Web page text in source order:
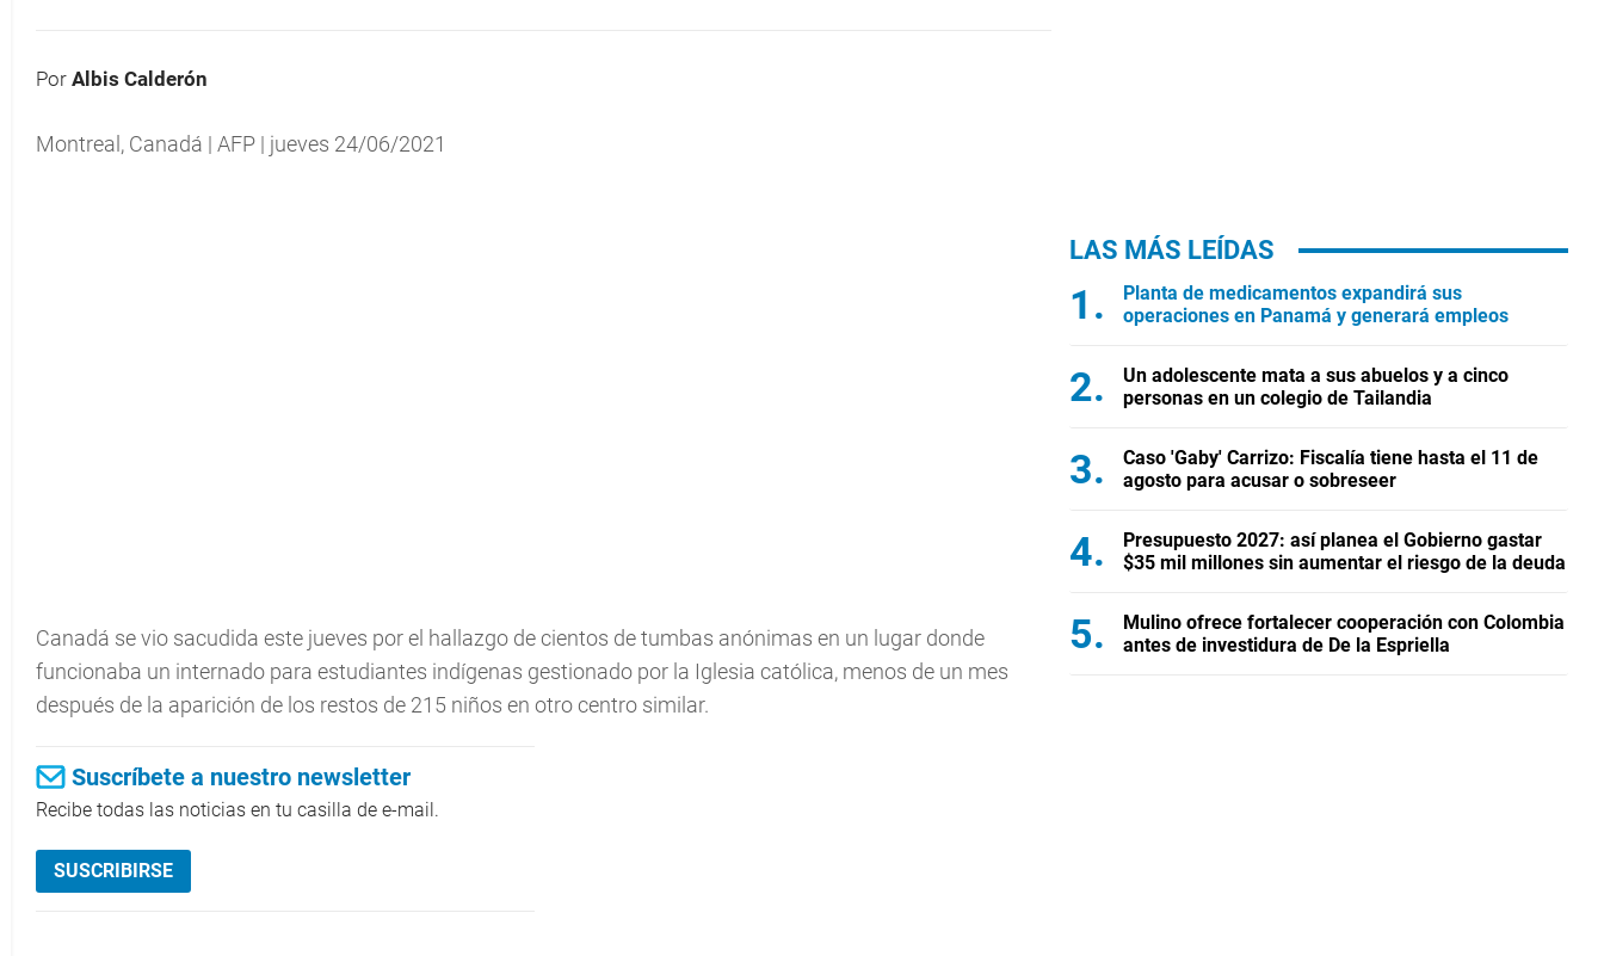
Por Albis Calderón
Montreal, Canadá | AFP | jueves 24/06/2021
Canadá se vio sacudida este jueves por el hallazgo de cientos de tumbas anónimas en un lugar donde
funcionaba un internado para estudiantes indígenas gestionado por la Iglesia católica, menos de un mes
después de la aparición de los restos de 215 niños en otro centro similar.
Suscríbete a nuestro newsletter
Recibe todas las noticias en tu casilla de e-mail.
SUSCRIBIRSE
LAS MÁS LEÍDAS
Planta de medicamentos expandirá sus
operaciones en Panamá y generará empleos
Un adolescente mata a sus abuelos y a cinco
personas en un colegio de Tailandia
Caso 'Gaby' Carrizo: Fiscalía tiene hasta el 11 de
agosto para acusar o sobreseer
Presupuesto 2027: así planea el Gobierno gastar
$35 mil millones sin aumentar el riesgo de la deuda
Mulino ofrece fortalecer cooperación con Colombia
antes de investidura de De la Espriella